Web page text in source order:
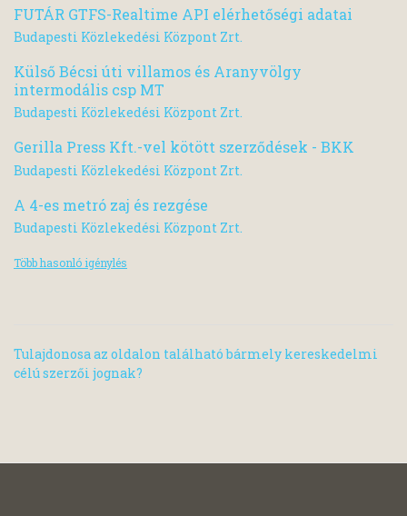
FUTÁR GTFS-Realtime API elérhetőségi adatai
Budapesti Közlekedési Központ Zrt.
Külső Bécsi úti villamos és Aranyvölgy
intermodális csp MT
Budapesti Közlekedési Központ Zrt.
Gerilla Press Kft.-vel kötött szerződések - BKK
Budapesti Közlekedési Központ Zrt.
A 4-es metró zaj és rezgése
Budapesti Közlekedési Központ Zrt.
Több hasonló igénylés
Tulajdonosa az oldalon található bármely kereskedelmi
célú szerzői jognak?